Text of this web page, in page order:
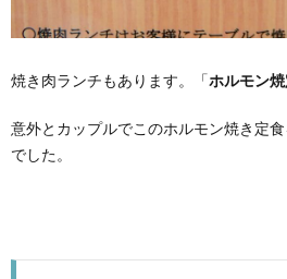
焼き肉ランチもあります。「ホルモン
意外とカップルでこのホルモン焼き定
でした。